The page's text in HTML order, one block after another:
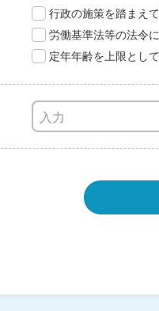
行政の施策を踏まえ
労働基準法等の法令
定年年齢を上限とし